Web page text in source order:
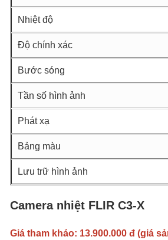
Nhiệt độ
Độ chính xác
Bước sóng
Tần số hình ảnh
Phát xạ
Bảng màu
Lưu trữ hình ảnh
Camera nhiệt FLIR C3-X
Giá tham khảo: 13.900.000 đ (giá